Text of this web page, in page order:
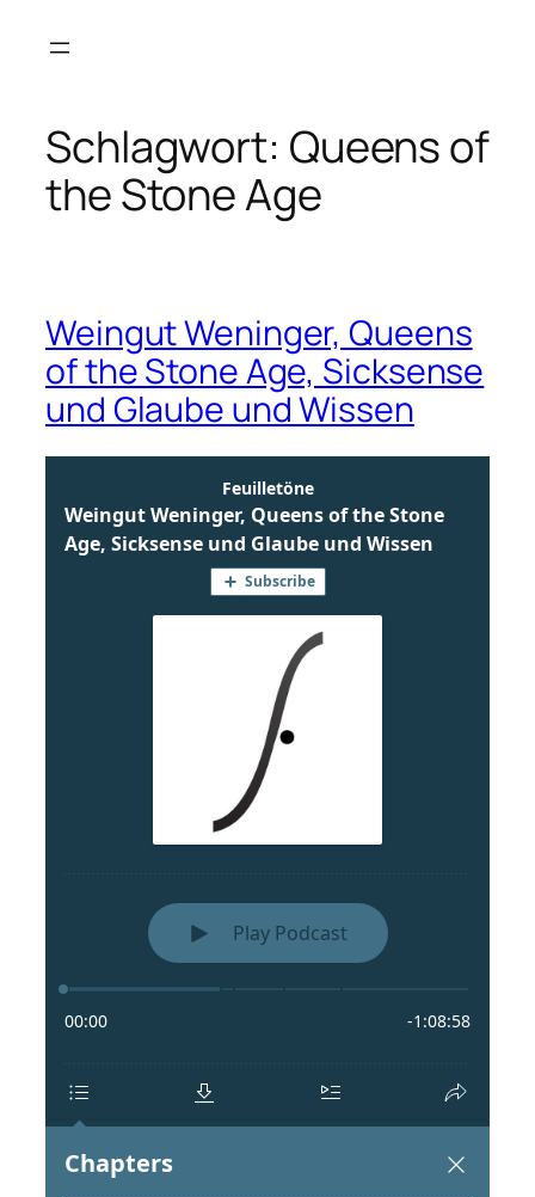
Inhalt
Schlagwort: Queens of
the Stone Age
Weingut Weninger, Queens
of the Stone Age, Sicksense
und Glaube und Wissen